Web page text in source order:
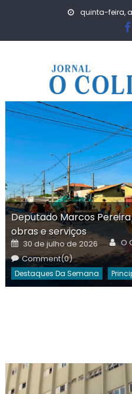
quinta-feira,
Deputado Marcos
obras e serviços
Posted
on
30 de julho de 2026
O
Comment(0)
Destaques Da Semana